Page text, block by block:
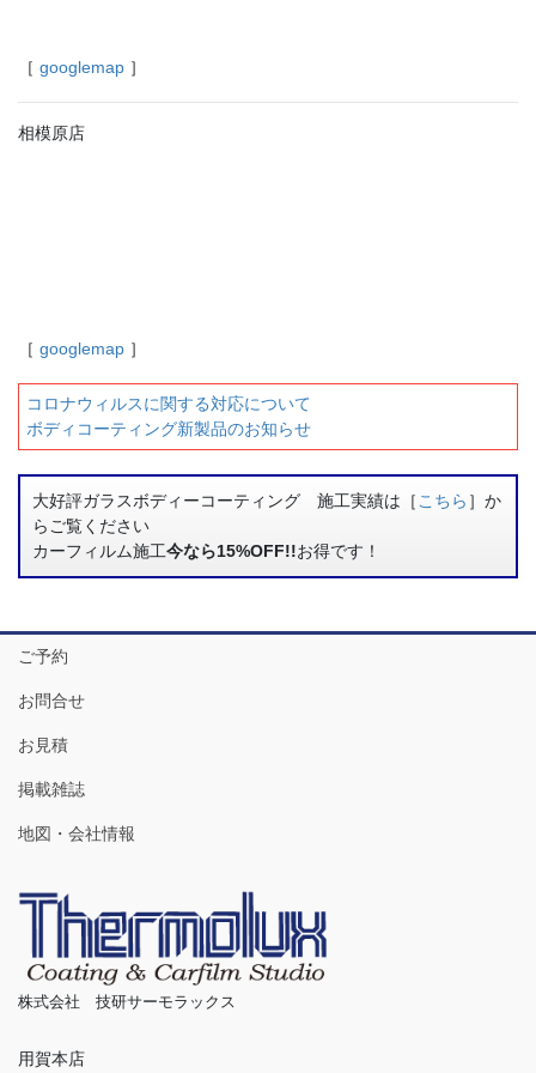
［ googlemap ］
相模原店
［ googlemap ］
コロナウィルスに関する対応について
ボディコーティング新製品のお知らせ
大好評ガラスボディーコーティング 施工実績は［ こちら ］か
らご覧ください
カーフィルム施工今なら15%OFF!!お得です！
ご予約
お問合せ
お見積
掲載雑誌
地図・会社情報
株式会社 技研サーモラックス
用賀本店